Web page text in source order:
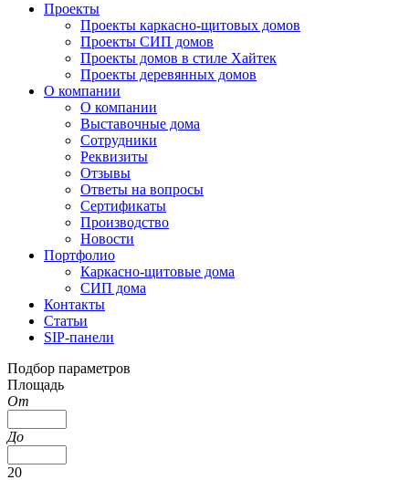
Проекты
Проекты каркасно-щитовых домов
Проекты СИП домов
Проекты домов в стиле Хайтек
Проекты деревянных домов
О компании
О компании
Выставочные дома
Сотрудники
Реквизиты
Отзывы
Ответы на вопросы
Сертификаты
Производство
Новости
Портфолио
Каркасно-щитовые дома
СИП дома
Контакты
Статьи
SIP-панели
Подбор параметров
Площадь
От
До
20